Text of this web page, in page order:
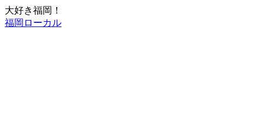
大好き福岡！
福岡ローカル